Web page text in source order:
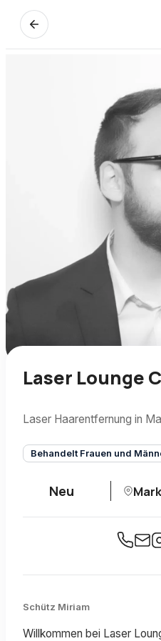
Laser Lounge
Laser Haarentfernung in
Behandelt Frauen und
Neu
Schütz Miriam
Willkommen bei Laser